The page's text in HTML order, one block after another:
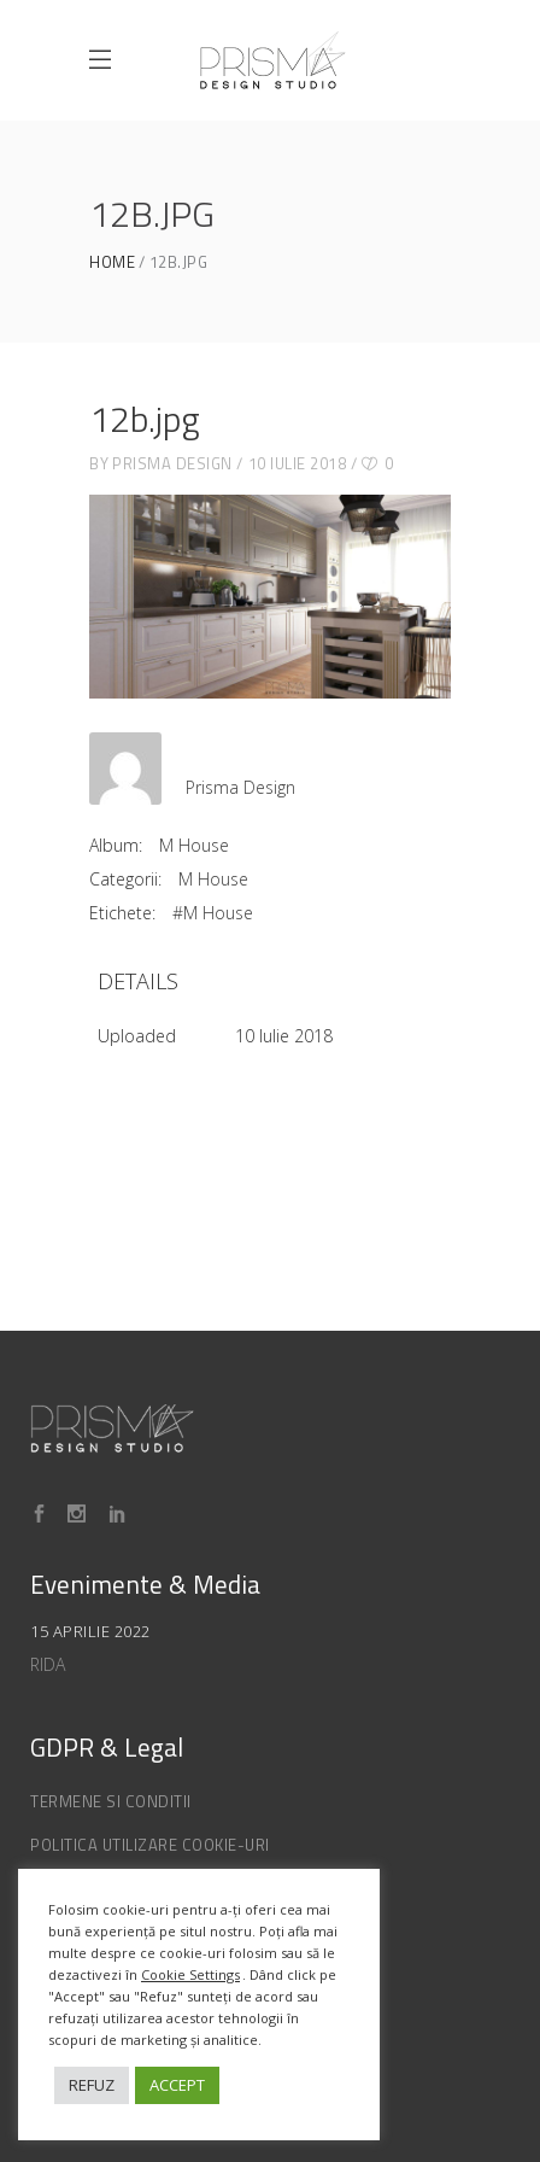
12B.JPG
HOME 12B.JPG
12b.jpg
BY PRISMA DESIGN 10 IULIE 2018 0
Prisma Design
Album:
M House
Categorii:
M House
Etichete:
#M House
DETAILS
Uploaded 10 Iulie 2018
Evenimente & Media
15 APRILIE 2022
RIDA
GDPR & Legal
TERMENE SI CONDITII
POLITICA UTILIZARE COOKIE-URI
ANPC
Info Contact
Str. Semenic, Nr.1, Ap.5, Timisoara.
Telefon:(+4) 0747 066 701
Folosim cookie-uri pentru a-ți oferi cea mai
bună experiență pe situl nostru. Poți afla mai
multe despre ce cookie-uri folosim sau să le
dezactivezi în Cookie Settings . Dând click pe
"Accept" sau "Refuz" sunteți de acord sau
refuzați utilizarea acestor tehnologii în
scopuri de marketing și analitice.
REFUZ ACCEPT